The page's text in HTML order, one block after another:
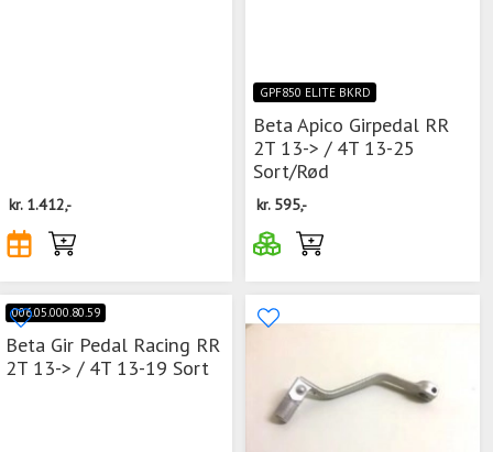
kr. 1.412,-
GPF850 ELITE BKRD
Beta Apico Girpedal RR
2T 13-> / 4T 13-25
Sort/Rød
kr. 595,-
006.05.000.80.59
Beta Gir Pedal Racing RR
2T 13-> / 4T 13-19 Sort